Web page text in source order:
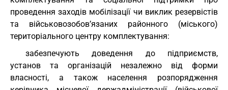
проведення заходів мобілізації чи виклик резервістів
та військовозобов’язаних районного (міського)
територіального центру комплектування:
забезпечують доведення до підприємств,
установ та організацій незалежно від форми
власності, а також населення розпорядження